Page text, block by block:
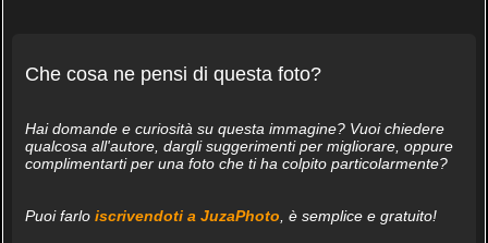
Che cosa ne pensi di questa foto?
Hai domande e curiosità su questa immagine? Vuoi chiedere
qualcosa all'autore, dargli suggerimenti per migliorare, oppure
complimentarti per una foto che ti ha colpito particolarmente?
Puoi farlo iscrivendoti a JuzaPhoto, è semplice e gratuito!